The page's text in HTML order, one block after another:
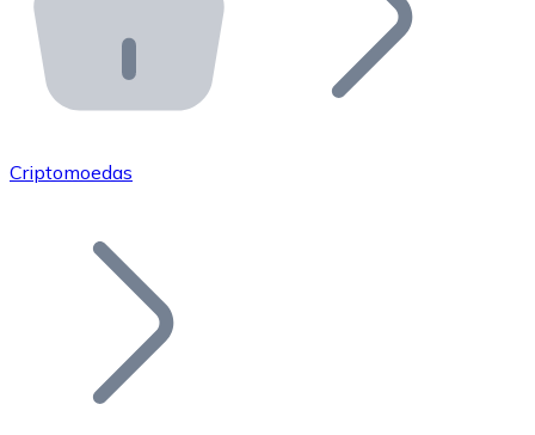
API Bitnovo
Integre nossa API no seu ecossistema.
Junte-se à nossa rede de revendedores e comercialize
Adicione o token do seu projeto ao nosso serviço de
Criptomoedas